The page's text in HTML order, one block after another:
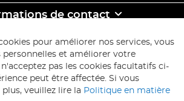
de contact
VOUS & ECONOMISEZ
Inscription
pour améliorer nos services, vous
personnelles et améliorer votre
pas les cookies facultatifs ci-
peut être affectée. Si vous
veuillez lire la Politique en matière